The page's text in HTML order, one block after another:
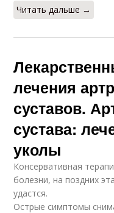
Читать дальше →
лечения
суставов.
сустава:
уколы
Консервативная
болезни, на поздних
удастся.
Острые симптомы